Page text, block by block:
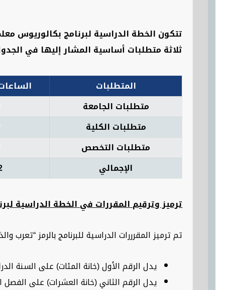
ثلاثة متطلبات أساسية المشار إليها في
المتطلبات
متطلبات الجامعة
متطلبات الكلية
متطلبات التخصص
الإجمالي
ترميز وترقيم المقررات فيالخطة الدراسية
تم ترميز المقرررات الدراسية للبرنامج بالرمز
يدل الرقم الأول (خانة المئات) على السنة الدراسية، حيث